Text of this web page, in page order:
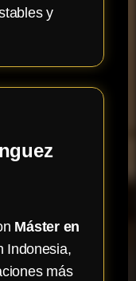
y
Máster en
Indonesia,
más